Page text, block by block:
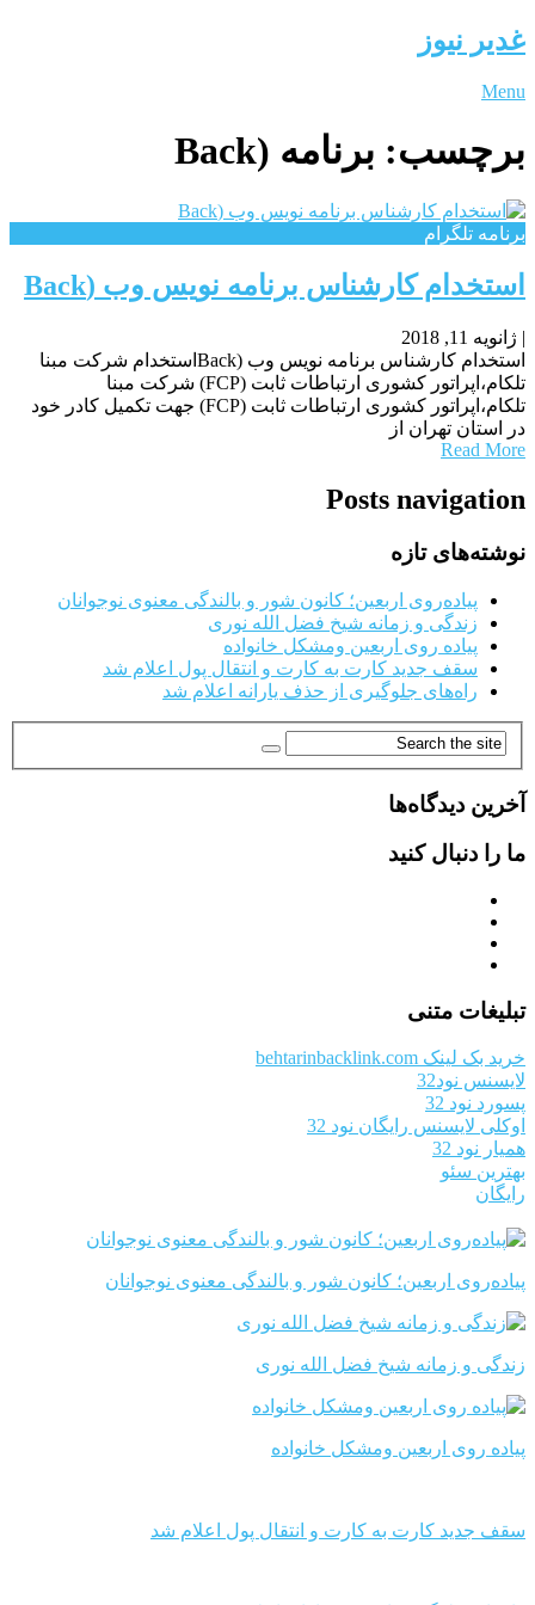
غدیر نیوز
Menu
برچسب: برنامه (Back
برنامه تلگرام
استخدام کارشناس برنامه نویس وب (Back
| ژانویه 11, 2018
استخدام کارشناس برنامه نویس وب (Backاستخدام شرکت مبنا
تلکام،اپراتور کشوری ارتباطات ثابت (FCP) شرکت مبنا
تلکام،اپراتور کشوری ارتباطات ثابت (FCP) جهت تکمیل کادر خود
در استان تهران از
Read More
Posts navigation
نوشته‌های تازه
پیاده‌روی اربعین؛ کانون شور و بالندگی معنوی نوجوانان
زندگی و زمانه شیخ فضل الله نوری
پیاده روی اربعین ومشکل خانواده
سقف جدید کارت به کارت و انتقال پول اعلام شد
راه‌های جلوگیری از حذف یارانه اعلام شد
آخرین دیدگاه‌ها
ما را دنبال کنید
تبلیغات متنی
خرید بک لینک behtarinbacklink.com
لایسنس نود32
پسورد نود 32
اوکلی لایسنس رایگان نود 32
همیار نود 32
بهترین سئو
رایگان
پیاده‌روی اربعین؛ کانون شور و بالندگی معنوی نوجوانان
زندگی و زمانه شیخ فضل الله نوری
پیاده روی اربعین ومشکل خانواده
سقف جدید کارت به کارت و انتقال پول اعلام شد